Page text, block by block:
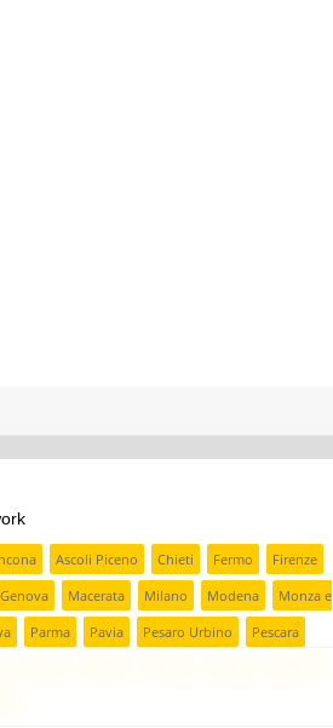
Ascoli Piceno Chieti Fermo
Firenze
Genova Macerata Milano Modena
Monza e
Parma Pavia Pesaro Urbino
Pescara